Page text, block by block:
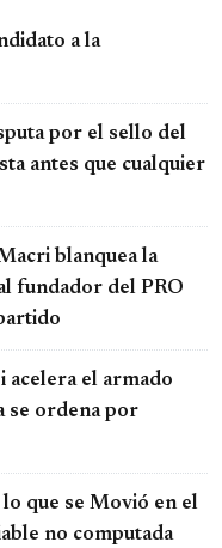
a la
por el sello del
antes que cualquier
blanquea la
fundador del PRO
acelera el armado
se ordena por
lo que se Movió en el
no computada